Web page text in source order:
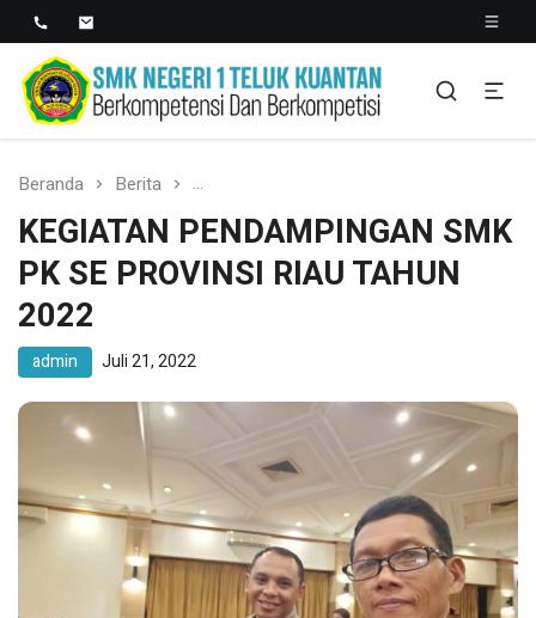
SMK NEGERI 1 TELUK
KUANTAN
Berkopetensi Dan Berkompetisi
Beranda Berita KEGIATAN PENDAMPINGAN SMK PK
KEGIATAN PENDAMPINGAN SMK
PK SE PROVINSI RIAU TAHUN
2022
admin Juli 21, 2022